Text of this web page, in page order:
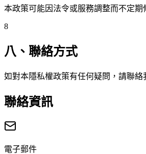
本政策可能因法令或服務調整而不定期
8
八、聯絡方式
如對本隱私權政策有任何疑問，請聯絡
聯絡資訊
電子郵件